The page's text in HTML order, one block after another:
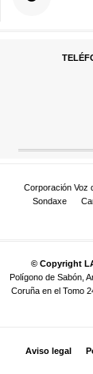
Corporación Voz
Sondaxe
© Copyright
Polígono de Sabón,
Coruña en el Tomo
Aviso legal